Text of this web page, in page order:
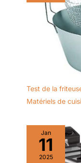
Test de la
Matériels de
Jan
11
2025